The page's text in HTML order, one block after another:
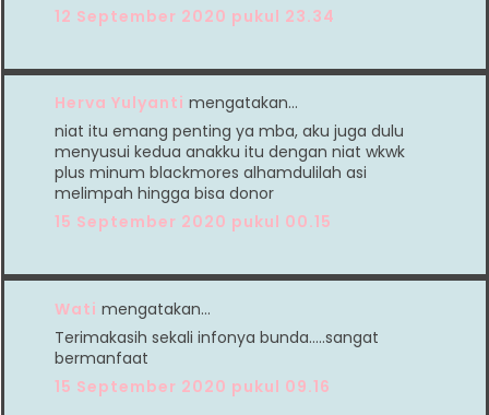
12 September 2020 pukul 23.34
Herva Yulyanti mengatakan…
niat itu emang penting ya mba, aku juga dulu
menyusui kedua anakku itu dengan niat wkwk
plus minum blackmores alhamdulilah asi
melimpah hingga bisa donor
15 September 2020 pukul 00.15
Wati mengatakan…
Terimakasih sekali infonya bunda.....sangat
bermanfaat
15 September 2020 pukul 09.16